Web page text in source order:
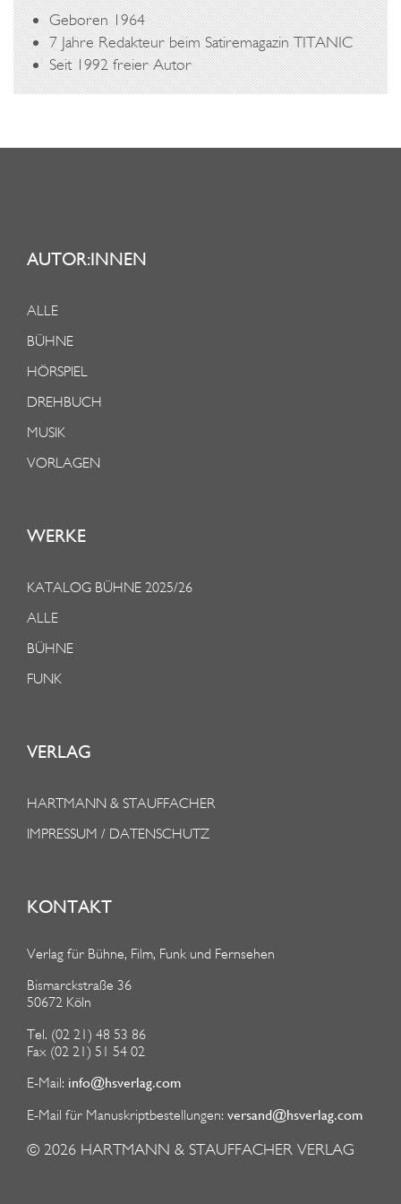
Geboren 1964
7 Jahre Redakteur beim Satiremagazin TITANIC
Seit 1992 freier Autor
AUTOR:INNEN
ALLE
BÜHNE
HÖRSPIEL
DREHBUCH
MUSIK
VORLAGEN
WERKE
KATALOG BÜHNE 2025/26
ALLE
BÜHNE
FUNK
VERLAG
HARTMANN & STAUFFACHER
IMPRESSUM / DATENSCHUTZ
KONTAKT
Verlag für Bühne, Film, Funk und Fernsehen
Bismarckstraße 36
50672 Köln
Tel. (02 21) 48 53 86
Fax (02 21) 51 54 02
E-Mail: info@hsverlag.com
E-Mail für Manuskriptbestellungen: versand@hsverlag.com
© 2026 HARTMANN & STAUFFACHER VERLAG